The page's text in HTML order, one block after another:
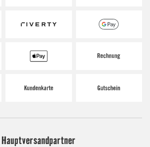
Hauptversandpartner